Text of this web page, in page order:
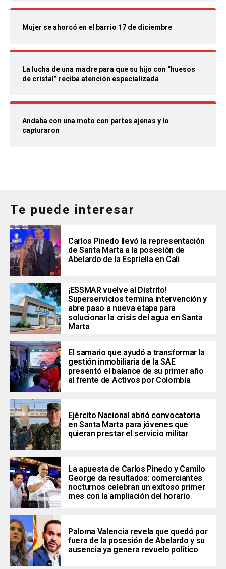
Mujer se ahorcó en el barrio 17 de diciembre
La lucha de una madre para que su hijo con “huesos
de cristal” reciba atención especializada
Andaba con una moto con partes ajenas y lo
capturaron
Te puede interesar
Carlos Pinedo llevó la representación
de Santa Marta a la posesión de
Abelardo de la Espriella en Cali
¡ESSMAR vuelve al Distrito!
Superservicios termina intervención y
abre paso a nueva etapa para
solucionar la crisis del agua en Santa
Marta
El samario que ayudó a transformar la
gestión inmobiliaria de la SAE
presentó el balance de su primer año
al frente de Activos por Colombia
Ejército Nacional abrió convocatoria
en Santa Marta para jóvenes que
quieran prestar el servicio militar
La apuesta de Carlos Pinedo y Camilo
George da resultados: comerciantes
nocturnos celebran un exitoso primer
mes con la ampliación del horario
Paloma Valencia revela que quedó por
fuera de la posesión de Abelardo y su
ausencia ya genera revuelo político